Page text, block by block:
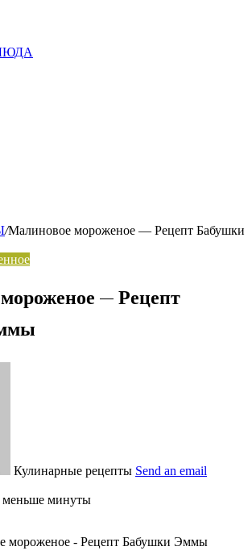
/Малиновое мороженое — Рецепт Бабушки
— Рецепт
Кулинарные рецепты Send an email
меньше минуты